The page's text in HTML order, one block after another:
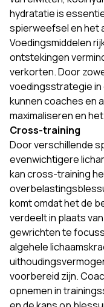
hydratatie is
spierweefsel en het
Voedingsmiddelen
ontstekingen
verkorten. Door
voedingsstrategie
kunnen coaches en
maximaliseren en
Cross-training
Door verschillende
evenwichtigere
kan cross-training
komt omdat het de
verdeelt in plaats
gewrichten te
algehele
voorbereid zijn.
opnemen in